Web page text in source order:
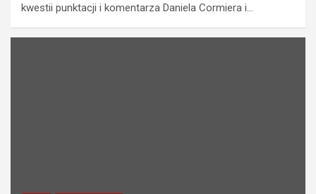
kwestii punktacji i komentarza Daniela Cormiera i…